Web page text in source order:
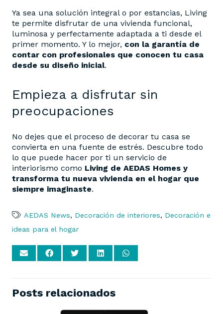
Ya sea una solución integral o por estancias, Living
te permite disfrutar de una vivienda funcional,
luminosa y perfectamente adaptada a ti desde el
primer momento. Y lo mejor, con la garantía de
contar con profesionales que conocen tu casa
desde su diseño inicial.
Empieza a disfrutar sin
preocupaciones
No dejes que el proceso de decorar tu casa se
convierta en una fuente de estrés. Descubre todo
lo que puede hacer por ti un servicio de
interiorismo como Living de AEDAS Homes y
transforma tu nueva vivienda en el hogar que
siempre imaginaste.
AEDAS News, Decoración de interiores, Decoración e
ideas para el hogar
Posts relacionados